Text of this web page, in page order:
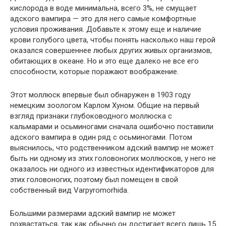
кислорода в воде минимальна, всего 3%, не смущает
адского вампира — это для него самые комфортные
условия проживания. Добавьте к этому еще и наличие
крови голубого цвета, чтобы понять насколько наш герой
оказался совершеннее любых других живых организмов,
обитающих в океане. Но и это еще далеко не все его
способности, которые поражают воображение.
Этот моллюск впервые был обнаружен в 1903 году
немецким зоологом Карлом Хуном. Общие на первый
взгляд признаки глубоководного моллюска с
кальмарами и осьминогами сначала ошибочно поставили
адского вампира в один ряд с осьминогами. Потом
выяснилось, что родственником адский вампир не может
быть ни одному из этих головоногих моллюсков, у него не
оказалось ни одного из известных идентификаторов для
этих головоногих, поэтому был помещен в свой
собственный вид Varpyromorhida.
Большими размерами адский вампир не может
похвастаться, так как обычно он достигает всего лишь 15